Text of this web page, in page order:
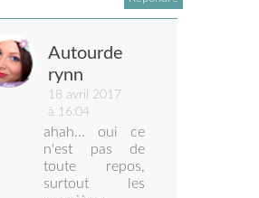
Autourde
rynn
18 avril 2017
à 16:04
ahah... oui ce
n'est pas de
toute repos,
surtout les